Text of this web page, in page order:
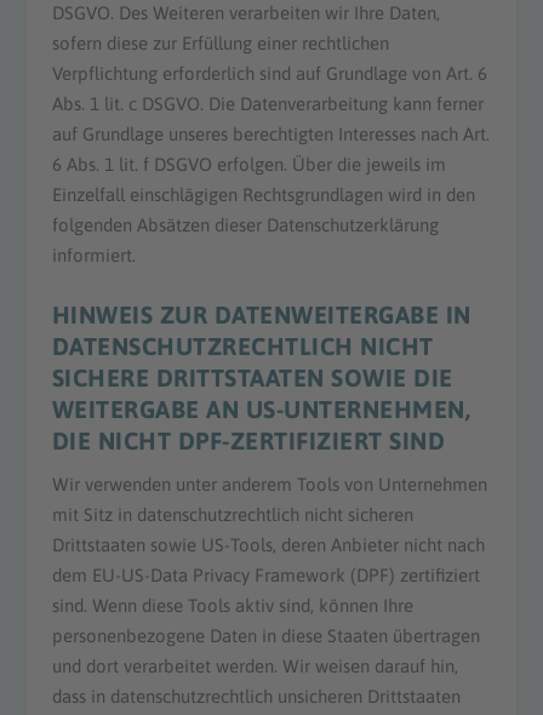
DSGVO. Des Weiteren verarbeiten wir Ihre Daten,
sofern diese zur Erfüllung einer rechtlichen
Verpflichtung erforderlich sind auf Grundlage von Art. 6
Abs. 1 lit. c DSGVO. Die Datenverarbeitung kann ferner
auf Grundlage unseres berechtigten Interesses nach Art.
6 Abs. 1 lit. f DSGVO erfolgen. Über die jeweils im
Einzelfall einschlägigen Rechtsgrundlagen wird in den
folgenden Absätzen dieser Datenschutzerklärung
informiert.
HINWEIS ZUR DATENWEITERGABE IN
DATENSCHUTZRECHTLICH NICHT
SICHERE DRITTSTAATEN SOWIE DIE
WEITERGABE AN US-UNTERNEHMEN,
DIE NICHT DPF-ZERTIFIZIERT SIND
Wir verwenden unter anderem Tools von Unternehmen
mit Sitz in datenschutzrechtlich nicht sicheren
Drittstaaten sowie US-Tools, deren Anbieter nicht nach
dem EU-US-Data Privacy Framework (DPF) zertifiziert
sind. Wenn diese Tools aktiv sind, können Ihre
personenbezogene Daten in diese Staaten übertragen
und dort verarbeitet werden. Wir weisen darauf hin,
dass in datenschutzrechtlich unsicheren Drittstaaten